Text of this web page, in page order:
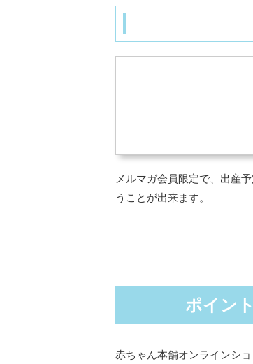
メルマガ会員限定で、出産
うことが出来ます。
ポイン
赤ちゃん本舗オンラインシ